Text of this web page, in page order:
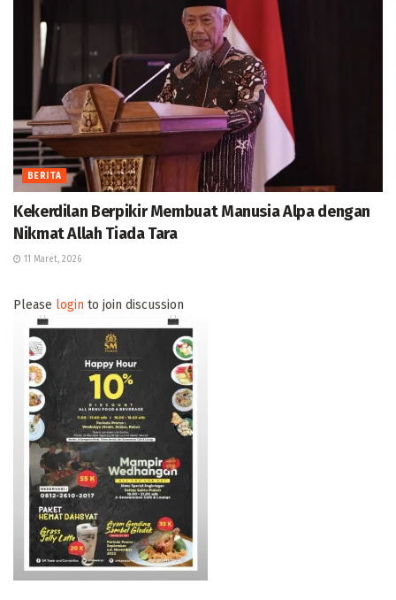
BERITA
Kekerdilan Berpikir Membuat Manusia Alpa dengan
Nikmat Allah Tiada Tara
11 Maret, 2026
Please login to join discussion